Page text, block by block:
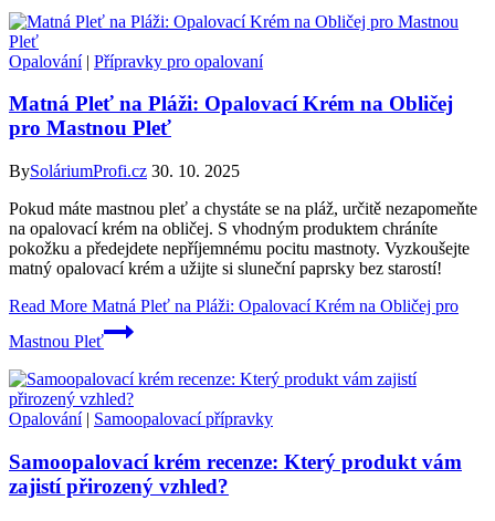
Opalování| Přípravky pro opalovaní
Matná Pleť na Pláži: Opalovací Krém na Obličej
pro Mastnou Pleť
BySoláriumProfi.cz 30. 10. 2025
Pokud máte mastnou pleť a chystáte se na pláž, určitě nezapomeňte
na opalovací krém na obličej. S vhodným produktem chráníte
pokožku a předejdete nepříjemnému pocitu mastnoty. Vyzkoušejte
matný opalovací krém a užijte si sluneční paprsky bez starostí!
Read More Matná Pleť na Pláži: Opalovací Krém na Obličej pro
Mastnou Pleť
Opalování| Samoopalovací přípravky
Samoopalovací krém recenze: Který produkt vám
zajistí přirozený vzhled?